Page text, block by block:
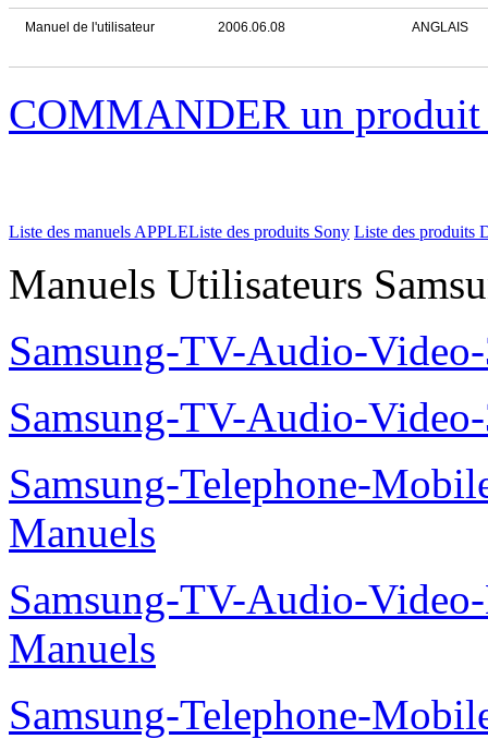
Manuel de l'utilisateur 2006.06.08 ANGLAIS
COMMANDER un
Liste des manuels APPLEListe des produits Sony Liste des produits
Manuels Utilisateurs
Samsung-TV-Audio-
Samsung-TV-Audio-
Samsung-Telephone-
Manuels
Samsung-TV-Audio-
Manuels
Samsung-Telephone-